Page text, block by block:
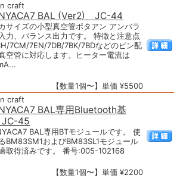
craft
BAL (Ver2) JC-44
サイズの小型真空管ポタアン アンバラ
力、バランス出力です。 特徴と注意点
7CM/7EN/7DB/7BK/7BDなどのピン配
空管に対応します。ヒーター電流は
【数量1個〜】単価 ¥5500
craft
BAL専用Bluetooth基
45
BAL専用BTモジュールです。 使
BM83SM1およびBM83SL1モジュール
取得済みです。 番号:005-102168
【数量1個〜】単価 ¥2200